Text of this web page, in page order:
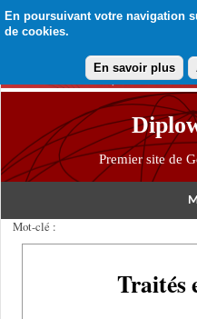
En poursuivant votre navigation
de cookies.
En savoir plus
Premier site de
Mot-clé :
Traités